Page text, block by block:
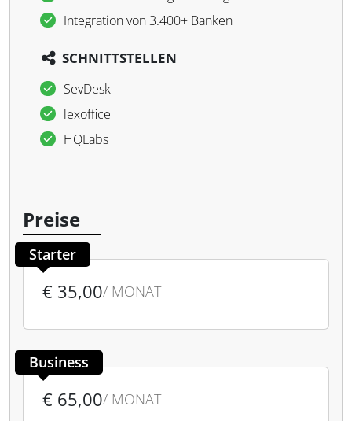
Integration von 3.400+ Banken
SCHNITTSTELLEN
SevDesk
lexoffice
HQLabs
Preise
Starter
€ 35,00/ MONAT
Business
€ 65,00/ MONAT